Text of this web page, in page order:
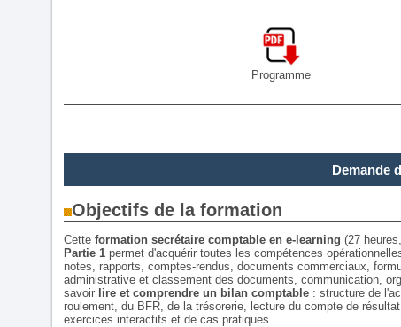
Programme
Demande
Objectifs de la formation
Cette formation secrétaire comptable en e-learning (27
Partie 1 permet d'acquérir toutes les compétences
notes, rapports, comptes-rendus, documents commerciaux,
administrative et classement des documents, communication,
savoir lire et comprendre un bilan comptable : structure de
roulement, du BFR, de la trésorerie, lecture du compte de
exercices interactifs et de cas pratiques.